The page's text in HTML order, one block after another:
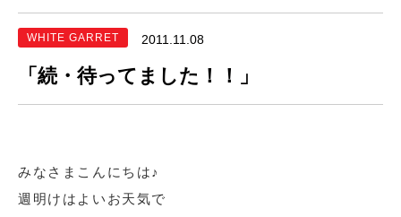
WHITE GARRET 2011.11.08
「続・待ってました！！」
みなさまこんにちは♪
週明けはよいお天気で